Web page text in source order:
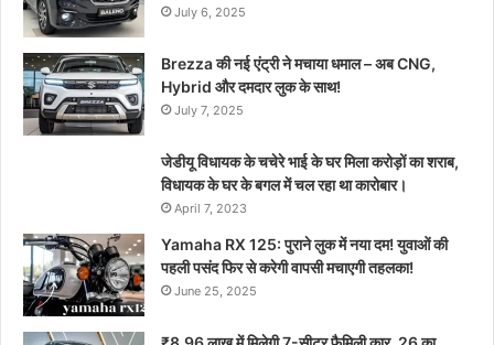
July 6, 2025
Brezza की नई एंट्री ने मचाया धमाल – अब CNG,
Hybrid और दमदार लुक के साथ!
July 7, 2025
जेडीयू विधायक के चचेरे भाई के घर मिला करोड़ों का शराब,
विधायक के घर के बगल में चल रहा था कारोबार।
April 7, 2023
Yamaha RX 125: पुराने लुक में नया दम! युवाओं की
पहली पसंद फिर से करेगी वापसी मचाएगी तहलका!
June 25, 2025